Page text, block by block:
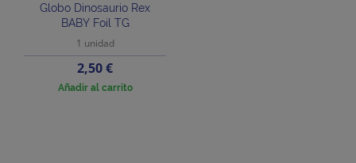
Globo Dinosaurio Rex
BABY Foil TG
1 unidad
Precio
2,50 €
Añadir al carrito